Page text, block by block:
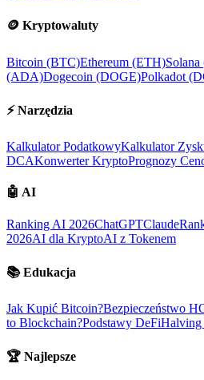
🪙 Kryptowaluty
Bitcoin (BTC)Ethereum (ETH)
(ADA)Dogecoin (DOGE)Polkadot
⚡ Narzędzia
Kalkulator PodatkowyKalkulator
DCAKonwerter KryptoPrognozy
🤖 AI
Ranking AI 2026ChatGPTClaude
2026AI dla KryptoAI z Tokenem
📚 Edukacja
Jak Kupić Bitcoin?Bezpieczeństwo
to Blockchain?Podstawy DeFiHalving
🏆 Najlepsze